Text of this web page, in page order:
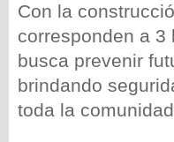
Con la
corresponden a
busca prevenir
brindando
toda la comunidad